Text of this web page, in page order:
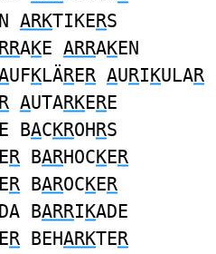
N ARKTIKERS
AKE ARRAKEN
UFKLÄRER AURIKULAR
R AUTARKERE
E BACKROHRS
R BARHOCKER
R BAROCKER
BARRIKADE
ER BEHARKTER